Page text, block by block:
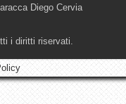
Diego Cervia
i diritti riservati.